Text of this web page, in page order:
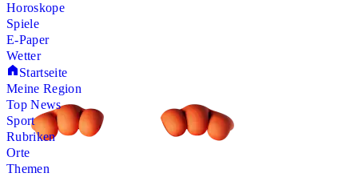
Horoskope
Spiele
E-Paper
Wetter
Startseite
Meine Region
Top News
Sport
Rubriken
Orte
Themen